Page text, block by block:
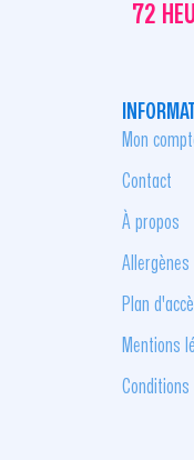
72
Mon
Contact
À propos
Allergènes
Plan
Mentions